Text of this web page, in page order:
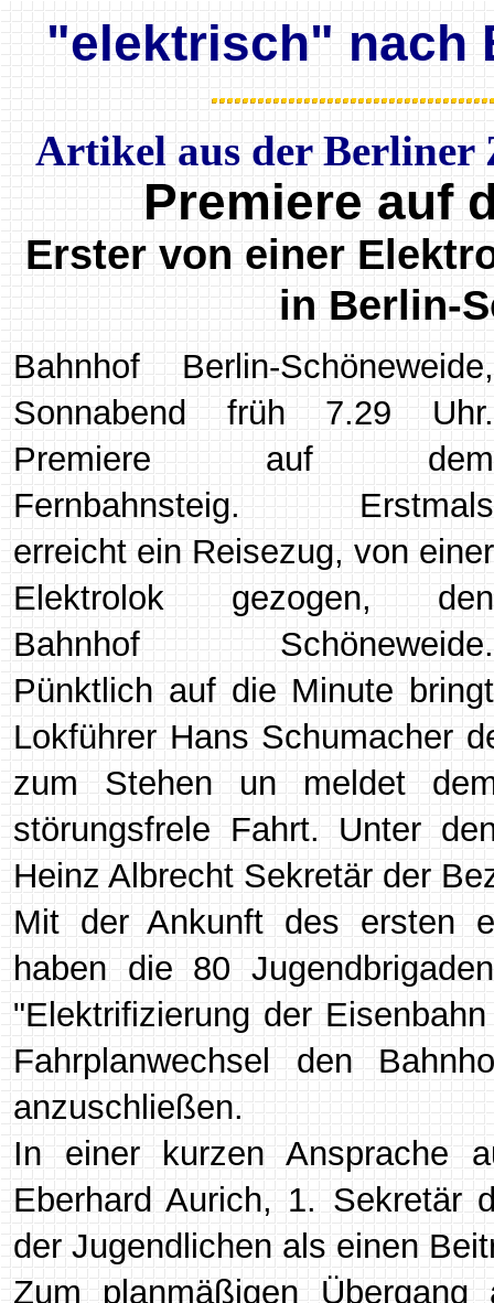
"elektrisch" nach
Artikel aus der Berliner
Premiere auf
Erster von einer
in Berlin-
Bahnhof Berlin-Schöneweide,
Sonnabend früh 7.29 Uhr.
Premiere auf dem
Fernbahnsteig. Erstmals
erreicht ein Reisezug, von einer
Elektrolok gezogen, den
Bahnhof Schöneweide.
Pünktlich auf die Minute bringt
Lokführer Hans Schumacher
zum Stehen un meldet
störungsfrele Fahrt. Unter
Heinz Albrecht Sekretär der
Mit der Ankunft des ersten
haben die 80
"Elektrifizierung der
Fahrplanwechsel den
anzuschließen.
In einer kurzen Ansprache
Eberhard Aurich, 1. Sekretär
der Jugendlichen als einen
Zum planmäßigen